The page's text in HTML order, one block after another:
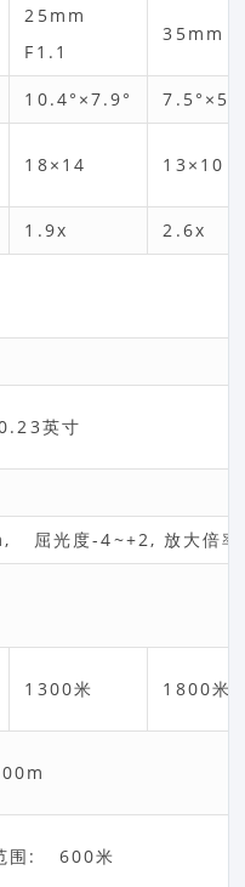
25mm
F1.1
35mm
10.4°×7.9°
18×14 13×10
1.9x 2.6x
英寸
屈光度-4~+2, 放大倍
1300米 1800米
围: 600米